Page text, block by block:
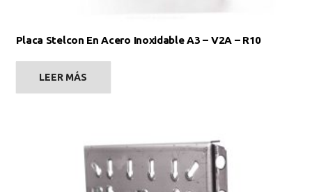
Placa Stelcon En Acero Inoxidable A3 – V2A – R10
LEER MÁS